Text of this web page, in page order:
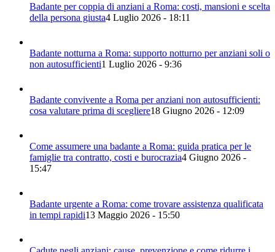
Badante per coppia di anziani a Roma: costi, mansioni e scelta
della persona giusta4 Luglio 2026 - 18:11
Badante notturna a Roma: supporto notturno per anziani soli o
non autosufficienti1 Luglio 2026 - 9:36
Badante convivente a Roma per anziani non autosufficienti:
cosa valutare prima di scegliere18 Giugno 2026 - 12:09
Come assumere una badante a Roma: guida pratica per le
famiglie tra contratto, costi e burocrazia4 Giugno 2026 -
15:47
Badante urgente a Roma: come trovare assistenza qualificata
in tempi rapidi13 Maggio 2026 - 15:50